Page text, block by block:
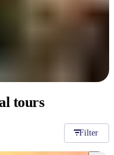
tours
Filter